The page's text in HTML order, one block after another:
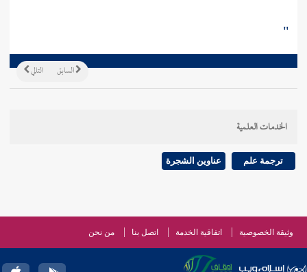
"
التالي السابق
الخدمات العلمية
ترجمة علم عناوين الشجرة
وثيقة الخصوصية اتفاقية الخدمة اتصل بنا من نحن